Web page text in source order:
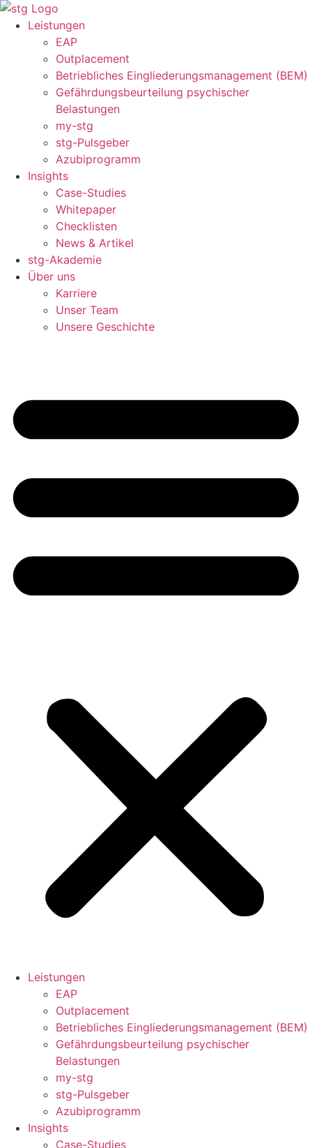
Zum
Inhalt
springen
Leistungen
EAP
Outplacement
Betriebliches Eingliederungsmanagement (BEM)
Gefährdungsbeurteilung psychischer
Belastungen
my-stg
stg-Pulsgeber
Azubiprogramm
Insights
Case-Studies
Whitepaper
Checklisten
News & Artikel
stg-Akademie
Über uns
Karriere
Unser Team
Unsere Geschichte
Leistungen
EAP
Outplacement
Betriebliches Eingliederungsmanagement (BEM)
Gefährdungsbeurteilung psychischer
Belastungen
my-stg
stg-Pulsgeber
Azubiprogramm
Insights
Case-Studies